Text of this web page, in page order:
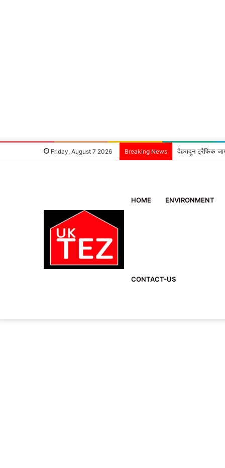
Friday, August 7 2026 Breaking News देहरादून ट्रैफिक
HOME ENVIRONMENT
CONTACT-US